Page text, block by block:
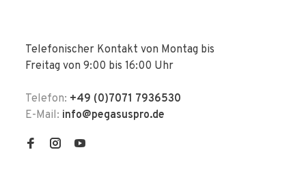
Telefonischer Kontakt von Montag bis
Freitag von 9:00 bis 16:00 Uhr
Telefon: +49 (0)7071 7936530
E-Mail: info@pegasuspro.de